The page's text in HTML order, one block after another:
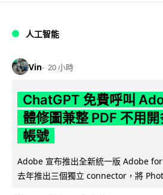
人工智能
Vin 20 小時
ChatGPT 免費呼叫
體修圖兼整 PDF 不用
帳號
Adobe 宣布推出全新統一版 Adobe
去年推出三個獨立 connector，將